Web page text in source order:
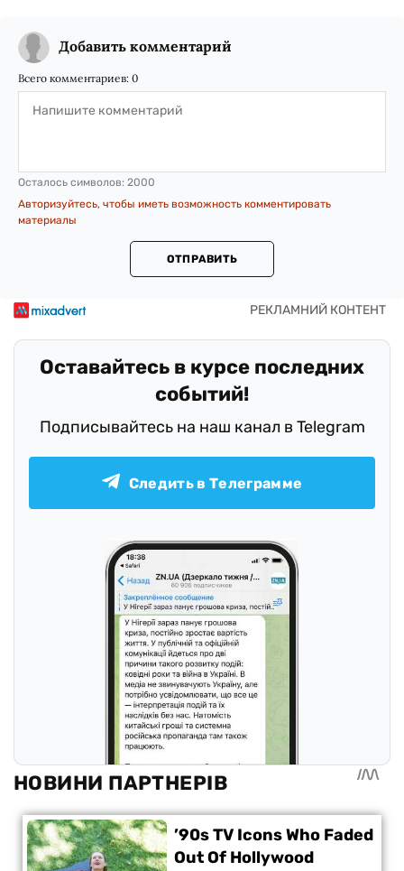
Добавить комментарий
Всего комментариев: 0
Осталось символов: 2000
Авторизуйтесь, чтобы иметь возможность комментировать
материалы
ОТПРАВИТЬ
Оставайтесь в курсе последних
событий!
Подписывайтесь на наш канал в Telegram
Следить в Телеграмме